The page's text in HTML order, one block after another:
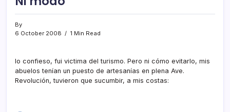
By
6 October 2008
1 Min Read
lo confieso, fui victima del turismo. Pero ni cómo evitarlo, mis
abuelos tení­an un puesto de artesaní­as en plena Ave.
Revolución, tuvieron que sucumbir, a mis costas: